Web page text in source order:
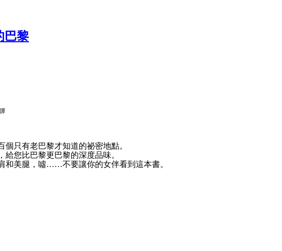
巴黎
譯
只有老巴黎才知道的祕密地點。
您比巴黎更巴黎的深度品味。
和美腿，噓……不要讓你的女伴看到這本書。